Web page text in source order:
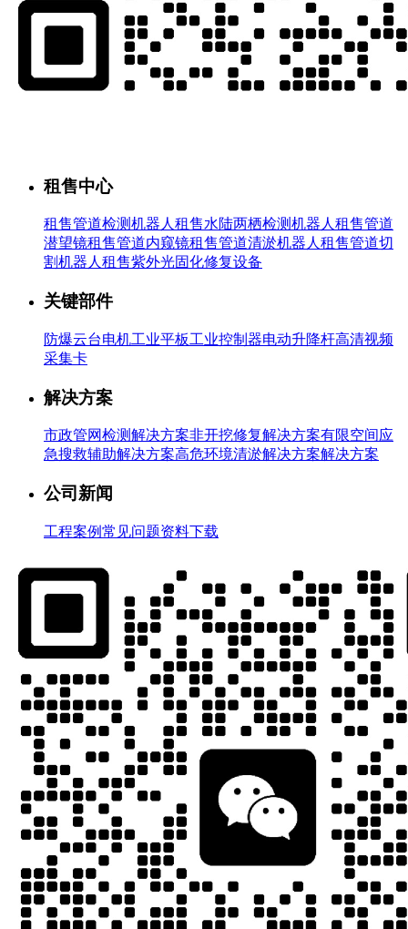
租售中心
租售管道检测机器人 租售水陆两栖检测机器人 租售管道
潜望镜租售管道内窥镜租售管道清淤机器人 租售管道切
割机器人 租售紫外光固化修复设备
关键部件
防爆云台电机工业平板工业控制器电动升降杆高清视频
采集卡
解决方案
市政管网检测解决方案非开挖修复解决方案有限空间应
急搜救辅助解决方案高危环境清淤解决方案解决方案
公司新闻
工程案例常见问题资料下载